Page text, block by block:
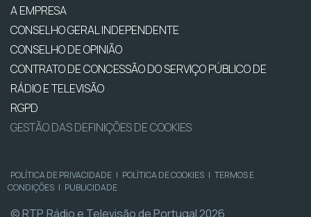
A EMPRESA
CONSELHO GERAL INDEPENDENTE
CONSELHO DE OPINIÃO
CONTRATO DE CONCESSÃO DO SERVIÇO PÚBLICO DE
RÁDIO E TELEVISÃO
RGPD
GESTÃO DAS DEFINIÇÕES DE COOKIES
POLÍTICA DE PRIVACIDADE | POLÍTICA DE COOKIES | TERMOS E
CONDIÇÕES | PUBLICIDADE
© RTP, Rádio e Televisão de Portugal 2026